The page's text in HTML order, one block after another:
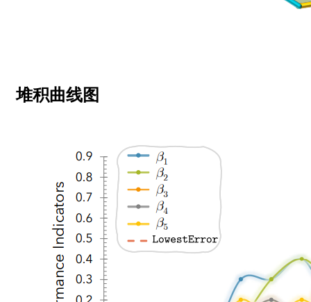
堆积曲线图